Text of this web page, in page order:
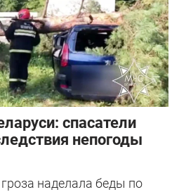
спасатели
непогоды
наделала беды по